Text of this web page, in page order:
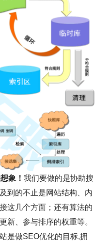
象！ 我们要做的是协助搜
到的不止是网站结构、内
这几个方面；还有算法的
新、参与排序的权重等。
是做SEO优化的目标,拥